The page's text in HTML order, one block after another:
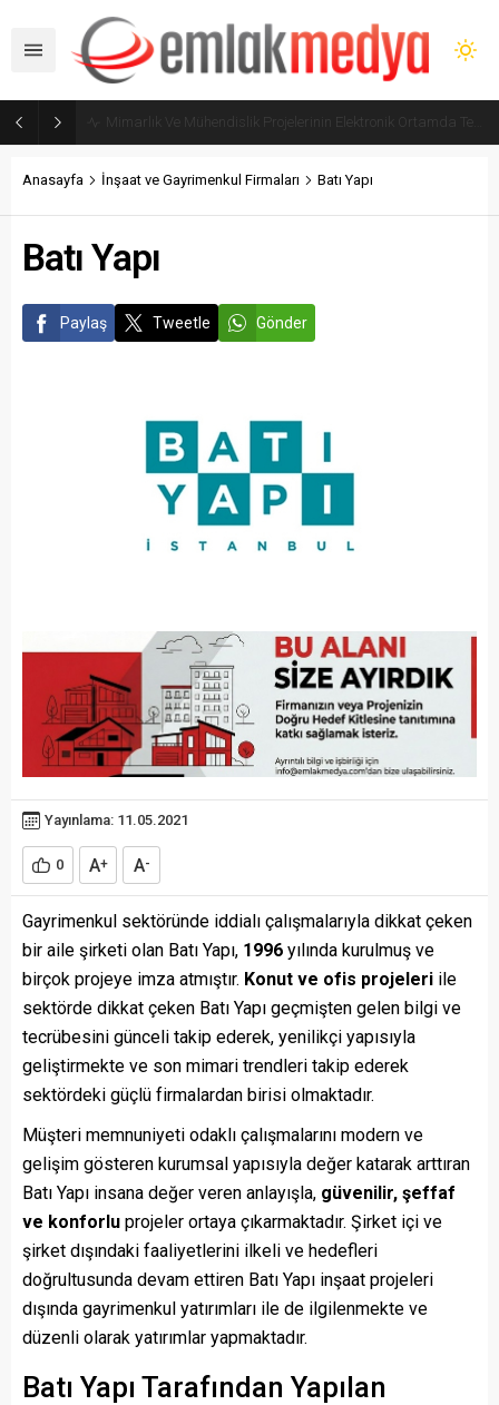
Anasayfa İnşaat ve Gayrimenkul Firmaları Batı Yapı
Batı Yapı
Paylaş Tweetle Gönder
Yayınlama: 11.05.2021
0 A+ A-
Gayrimenkul sektöründe iddialı çalışmalarıyla dikkat çeken
bir aile şirketi olan Batı Yapı, 1996 yılında kurulmuş ve
birçok projeye imza atmıştır. Konut ve ofis projeleri ile
sektörde dikkat çeken Batı Yapı geçmişten gelen bilgi ve
tecrübesini günceli takip ederek, yenilikçi yapısıyla
geliştirmekte ve son mimari trendleri takip ederek
sektördeki güçlü firmalardan birisi olmaktadır.
Müşteri memnuniyeti odaklı çalışmalarını modern ve
gelişim gösteren kurumsal yapısıyla değer katarak arttıran
Batı Yapı insana değer veren anlayışla, güvenilir, şeffaf
ve konforlu projeler ortaya çıkarmaktadır. Şirket içi ve
şirket dışındaki faaliyetlerini ilkeli ve hedefleri
doğrultusunda devam ettiren Batı Yapı inşaat projeleri
dışında gayrimenkul yatırımları ile de ilgilenmekte ve
düzenli olarak yatırımlar yapmaktadır.
Batı Yapı Tarafından Yapılan